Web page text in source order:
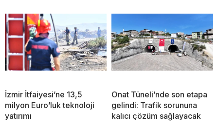
İzmir İtfaiyesi’ne 13,5
milyon Euro’luk teknoloji
yatırımı
Onat Tüneli’nde son etapa
gelindi: Trafik sorununa
kalıcı çözüm sağlayacak